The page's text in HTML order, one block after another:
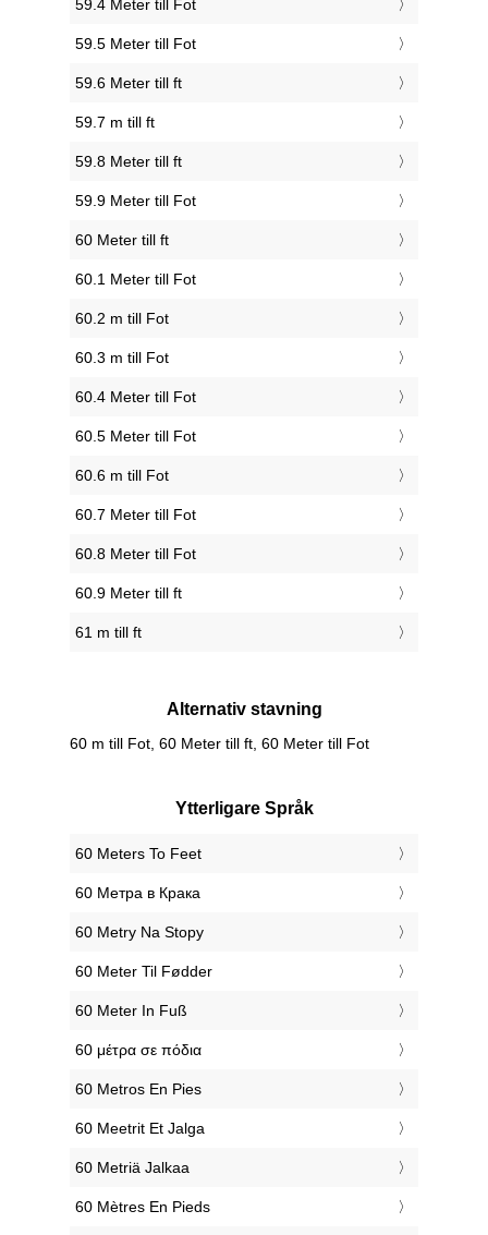
59.4 Meter till Fot
59.5 Meter till Fot
59.6 Meter till ft
59.7 m till ft
59.8 Meter till ft
59.9 Meter till Fot
60 Meter till ft
60.1 Meter till Fot
60.2 m till Fot
60.3 m till Fot
60.4 Meter till Fot
60.5 Meter till Fot
60.6 m till Fot
60.7 Meter till Fot
60.8 Meter till Fot
60.9 Meter till ft
61 m till ft
Alternativ stavning
60 m till Fot, 60 Meter till ft, 60 Meter till Fot
Ytterligare Språk
‎60 Meters To Feet
‎60 Метра в Крака
‎60 Metry Na Stopy
‎60 Meter Til Fødder
‎60 Meter In Fuß
‎60 μέτρα σε πόδια
‎60 Metros En Pies
‎60 Meetrit Et Jalga
‎60 Metriä Jalkaa
‎60 Mètres En Pieds